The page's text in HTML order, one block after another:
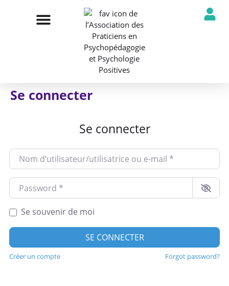
Se connecter
Se connecter
Nom d’utilisateur/utilisatrice ou e-mail*
Password*
Se souvenir de moi
SE CONNECTER
Créer un compte Forgot password?